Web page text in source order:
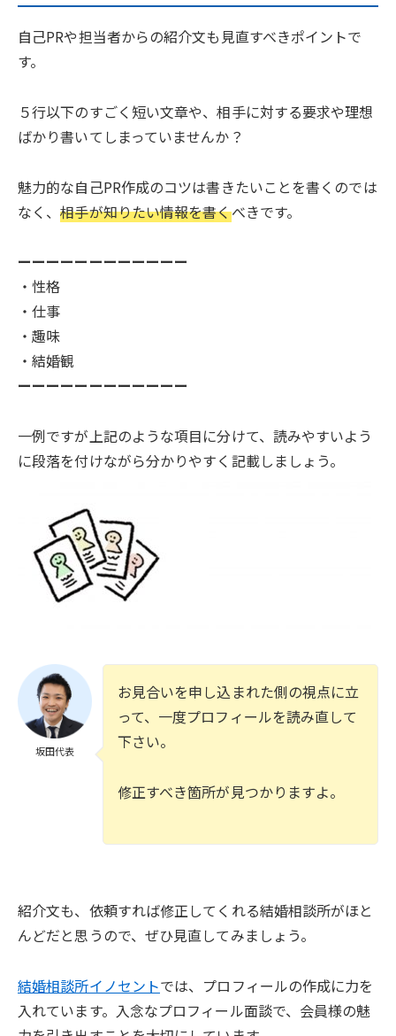
自己PRや担当者からの紹介文も見直すべきポイントで
す。
５行以下のすごく短い文章や、相手に対する要求や理想
ばかり書いてしまっていませんか？
魅力的な自己PR作成のコツは書きたいことを書くのでは
なく、相手が知りたい情報を書くべきです。
ーーーーーーーーーーーー
・性格
・仕事
・趣味
・結婚観
ーーーーーーーーーーーー
一例ですが上記のような項目に分けて、読みやすいよう
に段落を付けながら分かりやすく記載しましょう。
坂田代表
お見合いを申し込まれた側の視点に立
って、一度プロフィールを読み直して
下さい。
修正すべき箇所が見つかりますよ。
紹介文も、依頼すれば修正してくれる結婚相談所がほと
んどだと思うので、ぜひ見直してみましょう。
結婚相談所イノセントでは、プロフィールの作成に力を
入れています。入念なプロフィール面談で、会員様の魅